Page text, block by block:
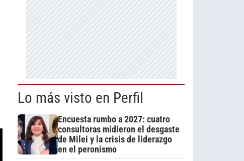
Lo más visto en Perfil
Encuesta rumbo a 2027: cuatro
consultoras midieron el desgaste
de Milei y la crisis de liderazgo
en el peronismo